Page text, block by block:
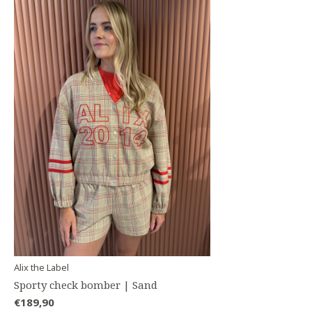
Alix the Label
Sporty check bomber | Sand
€189,90